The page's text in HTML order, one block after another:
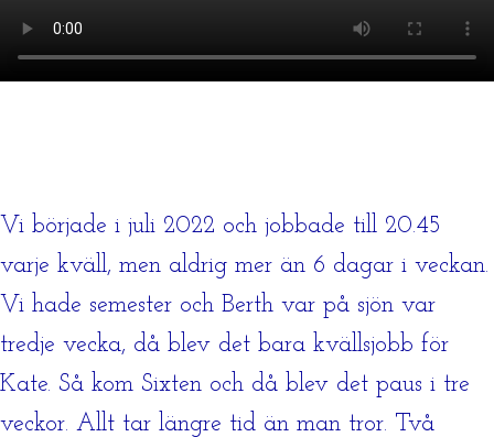
Vi började i juli 2022 och jobbade till 20.45
varje kväll, men aldrig mer än 6 dagar i veckan.
Vi hade semester och Berth var på sjön var
tredje vecka, då blev det bara kvällsjobb för
Kate. Så kom Sixten och då blev det paus i tre
veckor. Allt tar längre tid än man tror. Två